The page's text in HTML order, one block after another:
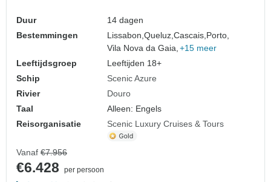
Duur
14 dagen
Bestemmingen
Lissabon,Queluz,Cascais,Porto,
Vila Nova da Gaia, +15 meer
Leeftijdsgroep
Leeftijden 18+
Schip
Scenic Azure
Rivier
Douro
Taal
Alleen: Engels
Reisorganisatie
Scenic Luxury Cruises & Tours
Vanaf €7.956
€6.428
per persoon